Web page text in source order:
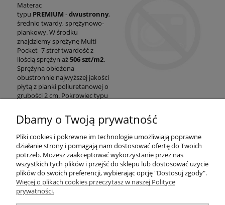
Materac
typu PREMIUM -dwustronny,
średnio twardy, sprężynowo-
piankowy. W środku
znajdziemy sprężynę Multi
Pocket- 7 stref twardość z
ilością sprężyn aż506 szt/m2.
Sprężyna obłożona
obustronnie najwyższej jakości
płytą z pianki poliuretanowej o
grubości 2 cm. Pokrowiec typu
prania. Wysokość materac to
ok.18 cm.
Pomoc
Moje konto
Dbamy o Twoją prywatność
Pliki cookies i pokrewne im technologie umożliwiają poprawne
działanie strony i pomagają nam dostosować ofertę do Twoich
potrzeb. Możesz zaakceptować wykorzystanie przez nas
wszystkich tych plików i przejść do sklepu lub dostosować użycie
plików do swoich preferencji, wybierając opcję "Dostosuj zgody".
Więcej o plikach cookies przeczytasz w naszej Polityce
prywatności.